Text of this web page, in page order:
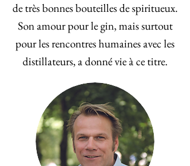
de très bonnes bouteilles de spiritueux.
Son amour pour le gin, mais surtout
pour les rencontres humaines avec les
distillateurs, a donné vie à ce titre.